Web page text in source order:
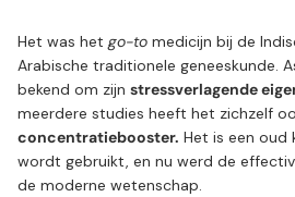
Het was het go-to medicijn bij de
Arabische traditionele geneeskunde.
bekend om zijn stressverlagende
meerdere studies heeft het zichzelf
concentratiebooster. Het is een oud
wordt gebruikt, en nu werd de
de moderne wetenschap.